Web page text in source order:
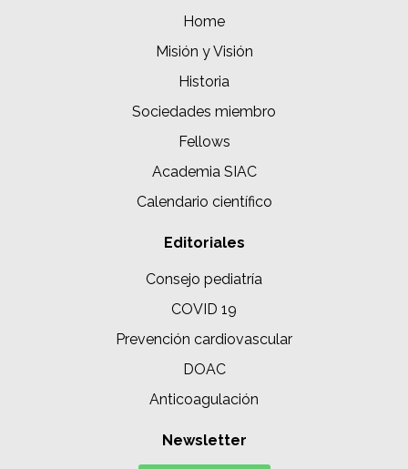
Home
Misión y Visión
Historia
Sociedades miembro
Fellows
Academia SIAC
Calendario científico
Editoriales
Consejo pediatría
COVID 19
Prevención cardiovascular
DOAC
Anticoagulación
Newsletter